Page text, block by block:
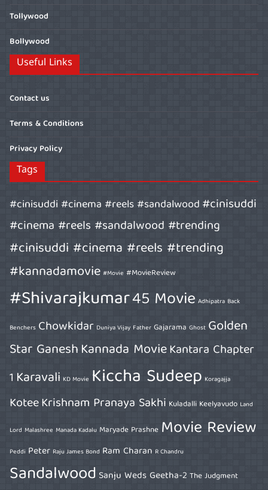
Tollywood
Bollywood
Useful Links
Contact us
Terms & Conditions
Privacy Policy
Tags
#cinisuddi #cinema #reels #sandalwood#cinisuddi
#cinema #reels #sandalwood #trending
#cinisuddi #cinema #reels #trending
#kannadamovie #Movie #MovieReview
#Shivarajkumar45 Movie Adhipatra Back
Benchers Chowkidar Duniya Vijay Father Gajarama Ghost Golden
Star GaneshKannada MovieKantara Chapter
1 Karavali KD Movie Kiccha Sudeep Koragajja
KoteeKrishnam Pranaya Sakhi Kuladalli Keelyavudo Land
Lord Malashree Manada Kadalu Maryade Prashne Movie Review
Peddi Peter Raju James Bond Ram Charan R Chandru
Sandalwood Sanju Weds Geetha-2 The Judgment